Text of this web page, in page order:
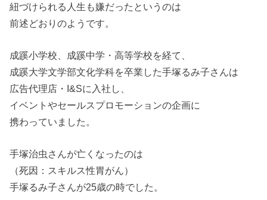
紐づけられる人生も嫌だったというのは
前述どおりのようです。
成蹊小学校、成蹊中学・高等学校を経て、
成蹊大学文学部文化学科を卒業した手塚るみ子さんは
広告代理店・I&Sに入社し、
イベントやセールスプロモーションの企画に
携わっていました。
手塚治虫さんが亡くなったのは
（死因：スキルス性胃がん）
手塚るみ子さんが25歳の時でした。